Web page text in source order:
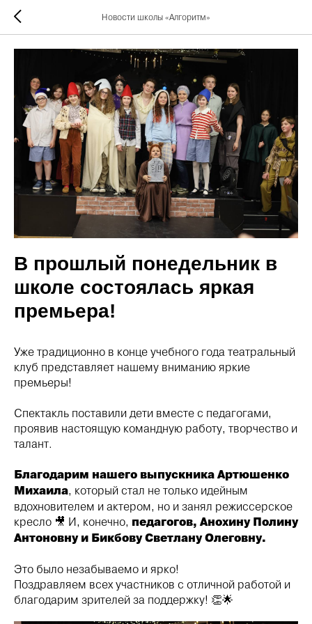
Новости школы «Алгоритм»
В прошлый понедельник в
школе состоялась яркая
премьера!
Уже традиционно в конце учебного года театральный
клуб представляет нашему вниманию яркие
премьеры!
Спектакль поставили дети вместе с педагогами,
проявив настоящую командную работу, творчество и
талант.
Благодарим нашего выпускника Артюшенко
Михаила, который стал не только идейным
вдохновителем и актером, но и занял режиссерское
кресло 🎥 И, конечно, педагогов, Анохину Полину
Антоновну и Бикбову Светлану Олеговну.
Это было незабываемо и ярко!
Поздравляем всех участников с отличной работой и
благодарим зрителей за поддержку! 👏🌟